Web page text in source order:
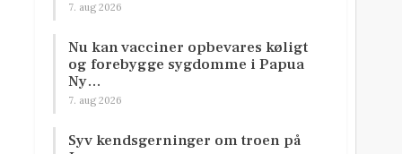
7. aug 2026
Nu kan vacciner opbevares køligt
og forebygge sygdomme i Papua
Ny…
7. aug 2026
Syv kendsgerninger om troen på